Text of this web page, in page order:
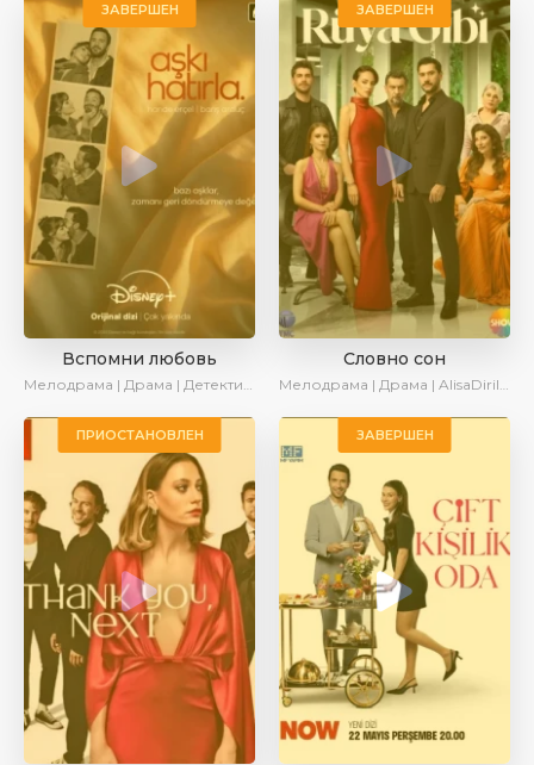
ЗАВЕРШЕН
Вспомни любовь
Мелодрама | Драма | Детектив | Комедия | Новинки | Сериалы 2025
ЗАВЕРШЕН
Словно сон
Мелодрама | Драма | AlisaDirilis | Новинки | Сериалы 2025
ПРИОСТАНОВЛЕН ЗАВЕРШЕН